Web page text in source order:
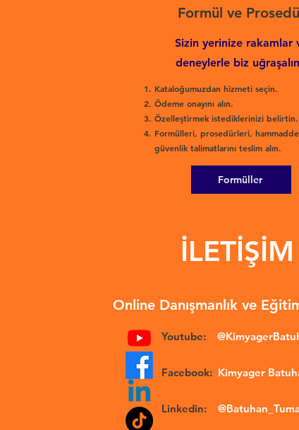
Formül ve
Sizin yerinize rakamlar
deneylerle biz
Kataloğumuzdan hizmeti seçin.
Ödeme onayını alın.
Özelleştirmek istediklerinizi belirtin.
Formülleri, prosedürleri,
güvenlik talimatlarını teslim alın.
Formüller
İLETİŞİM
Online Danışmanlık ve
Youtube:
Facebook: Kimyager
Linkedin: